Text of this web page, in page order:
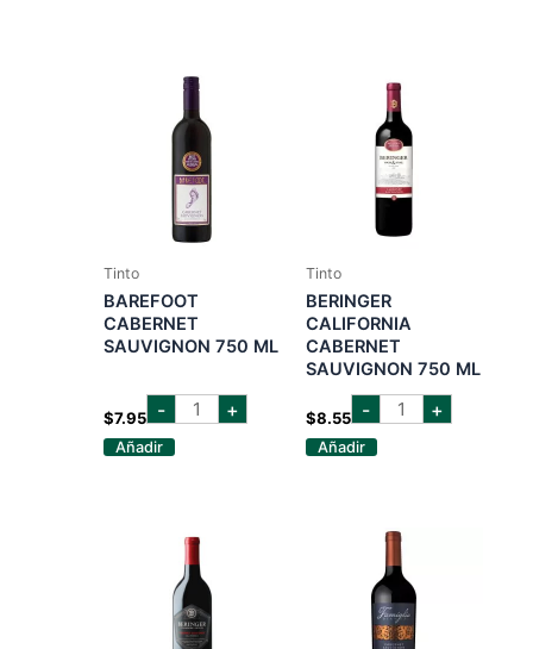
Tinto
BAREFOOT
CABERNET
SAUVIGNON 750 ML
$7.95 - barefoot
cabernet
sauvignon
750
+
Añadir
Tinto
BERINGER
CALIFORNIA
CABERNET
SAUVIGNON 750 ML
$8.55 - BERINGER
CALIFORNIA
+
Añadir